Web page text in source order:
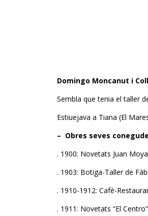
Domingo Moncanut i
Sembla que tenia el taller
Estiuejava a Tiana (El
– Obres seves
. 1900: Novetats Juan
. 1903: Botiga-Taller de
. 1910-1912: Cafè-
. 1911: Novetats “El